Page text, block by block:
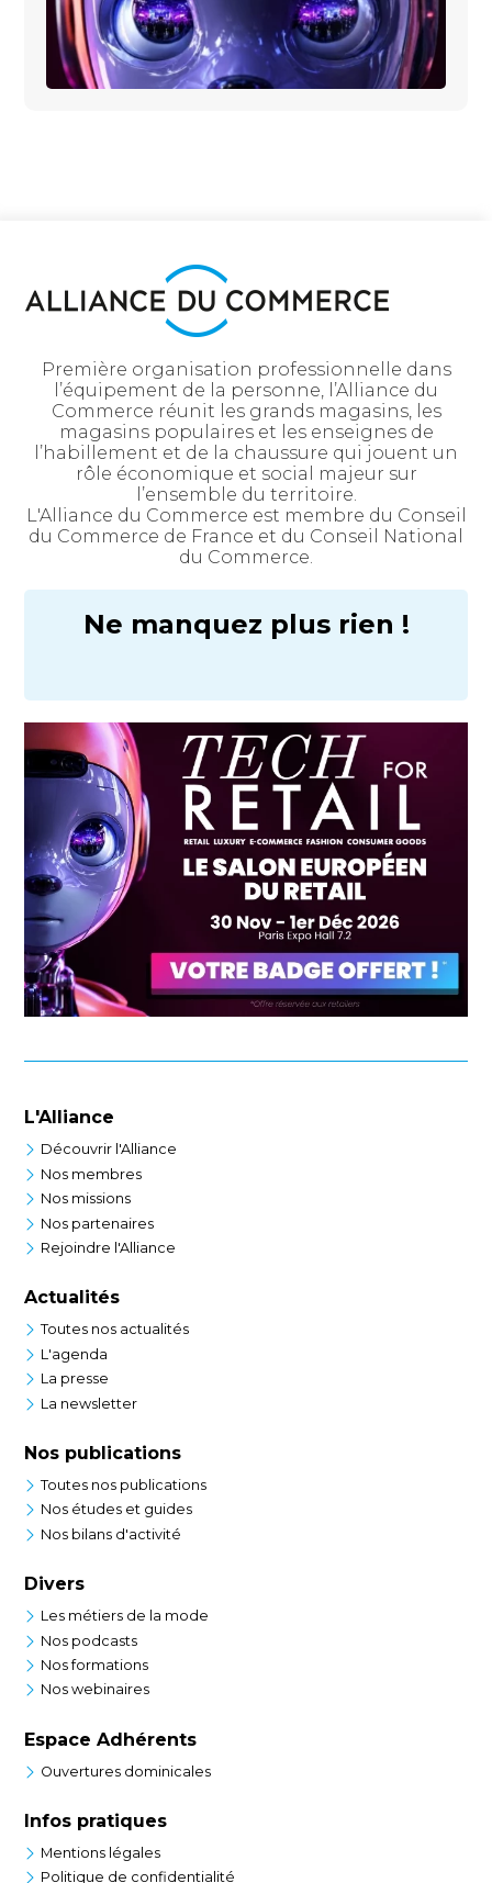
Première organisation professionnelle dans
l’équipement de la personne, l’Alliance du
Commerce réunit les grands magasins, les
magasins populaires et les enseignes de
l’habillement et de la chaussure qui jouent un
rôle économique et social majeur sur
l’ensemble du territoire.
L'Alliance du Commerce est membre du Conseil
du Commerce de France et du Conseil National
du Commerce.
Ne manquez plus rien !
L'Alliance
Découvrir l'Alliance
Nos membres
Nos missions
Nos partenaires
Rejoindre l'Alliance
Actualités
Toutes nos actualités
L'agenda
La presse
La newsletter
Nos publications
Toutes nos publications
Nos études et guides
Nos bilans d'activité
Divers
Les métiers de la mode
Nos podcasts
Nos formations
Nos webinaires
Espace Adhérents
Ouvertures dominicales
Infos pratiques
Mentions légales
Politique de confidentialité